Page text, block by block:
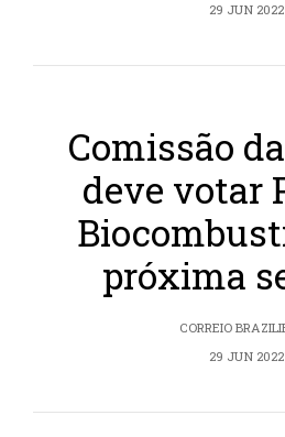
29 JUN 2022
Comissão
deve votar
próxima
CORREIO
29 JUN 2022